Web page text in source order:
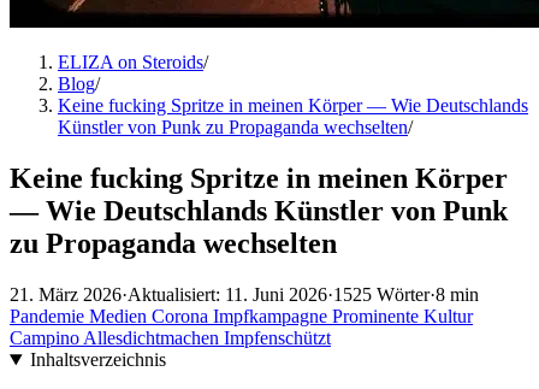
ELIZA on Steroids/
Blog/
Keine fucking Spritze in meinen Körper — Wie Deutschlands
Künstler von Punk zu Propaganda wechselten/
Keine fucking Spritze in meinen Körper
— Wie Deutschlands Künstler von Punk
zu Propaganda wechselten
21. März 2026·Aktualisiert: 11. Juni 2026·1525 Wörter·8 min
Pandemie Medien Corona Impfkampagne Prominente Kultur
Campino Allesdichtmachen Impfenschützt
Inhaltsverzeichnis